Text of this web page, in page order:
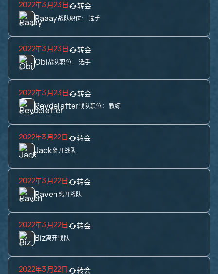
2022年3月23日 转会
Raaay战队职位： 选手
2022年3月23日 转会
Obi战队职位： 选手
2022年3月23日 转会
Reydelafter战队职位： 教练
2022年3月22日 转会
Jack离开战队
2022年3月22日 转会
Raven离开战队
2022年3月22日 转会
Biz离开战队
2022年3月22日 转会